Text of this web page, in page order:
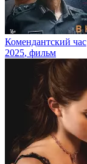
Комендантский час
2025, фильм